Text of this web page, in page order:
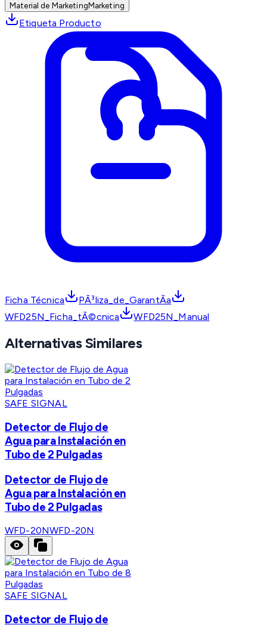
Material de MarketingMarketing
Etiqueta Producto
Ficha Técnica
PÃ³liza_de_GarantÃ­a
WFD25N_Ficha_tÃ©cnica
WFD25N_Manual
Alternativas Similares
SAFE SIGNAL
Detector de Flujo de
Agua para Instalación en
Tubo de 2 Pulgadas
Detector de Flujo de
Agua para Instalación en
Tubo de 2 Pulgadas
WFD-20NWFD-20N
SAFE SIGNAL
Detector de Flujo de